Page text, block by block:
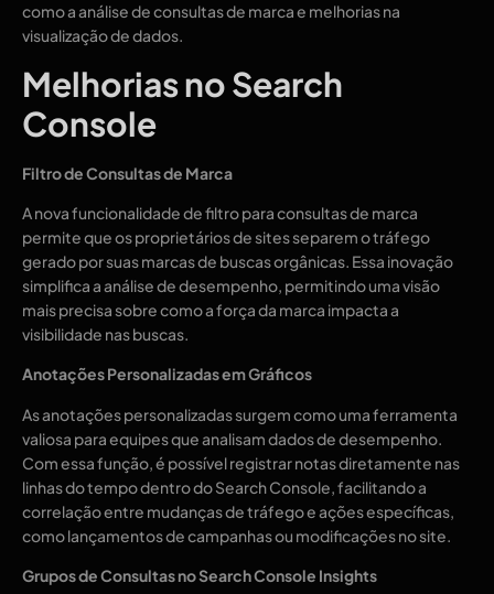
como a análise de consultas de marca e melhorias na
visualização de dados.
Melhorias no Search
Console
Filtro de Consultas de Marca
A nova funcionalidade de filtro para consultas de marca
permite que os proprietários de sites separem o tráfego
gerado por suas marcas de buscas orgânicas. Essa inovação
simplifica a análise de desempenho, permitindo uma visão
mais precisa sobre como a força da marca impacta a
visibilidade nas buscas.
Anotações Personalizadas em Gráficos
As anotações personalizadas surgem como uma ferramenta
valiosa para equipes que analisam dados de desempenho.
Com essa função, é possível registrar notas diretamente nas
linhas do tempo dentro do Search Console, facilitando a
correlação entre mudanças de tráfego e ações específicas,
como lançamentos de campanhas ou modificações no site.
Grupos de Consultas no Search Console Insights